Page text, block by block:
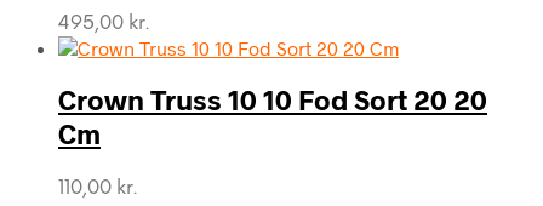
495,00 kr.
Crown Truss 10 10 Fod Sort 20 20
Cm
110,00 kr.